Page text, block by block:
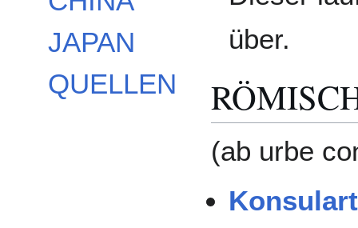
JAPAN
QUELLEN
über.
(ab urbe